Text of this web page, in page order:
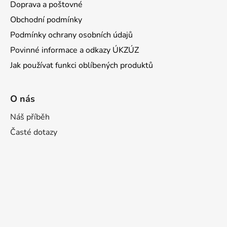
Doprava a poštovné
Obchodní podmínky
Podmínky ochrany osobních údajů
Povinné informace a odkazy ÚKZÚZ
Jak používat funkci oblíbených produktů
O nás
Náš příběh
Časté dotazy